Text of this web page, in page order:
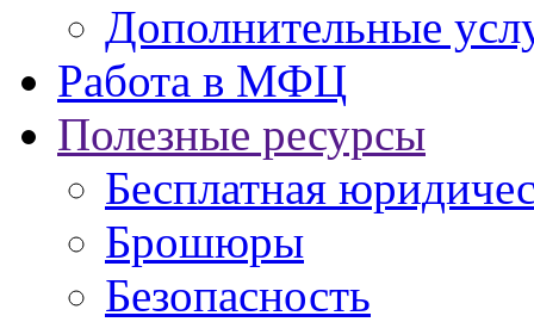
Дополнительные
Работа в МФЦ
Полезные ресурсы
Бесплатная
Брошюры
Безопасность